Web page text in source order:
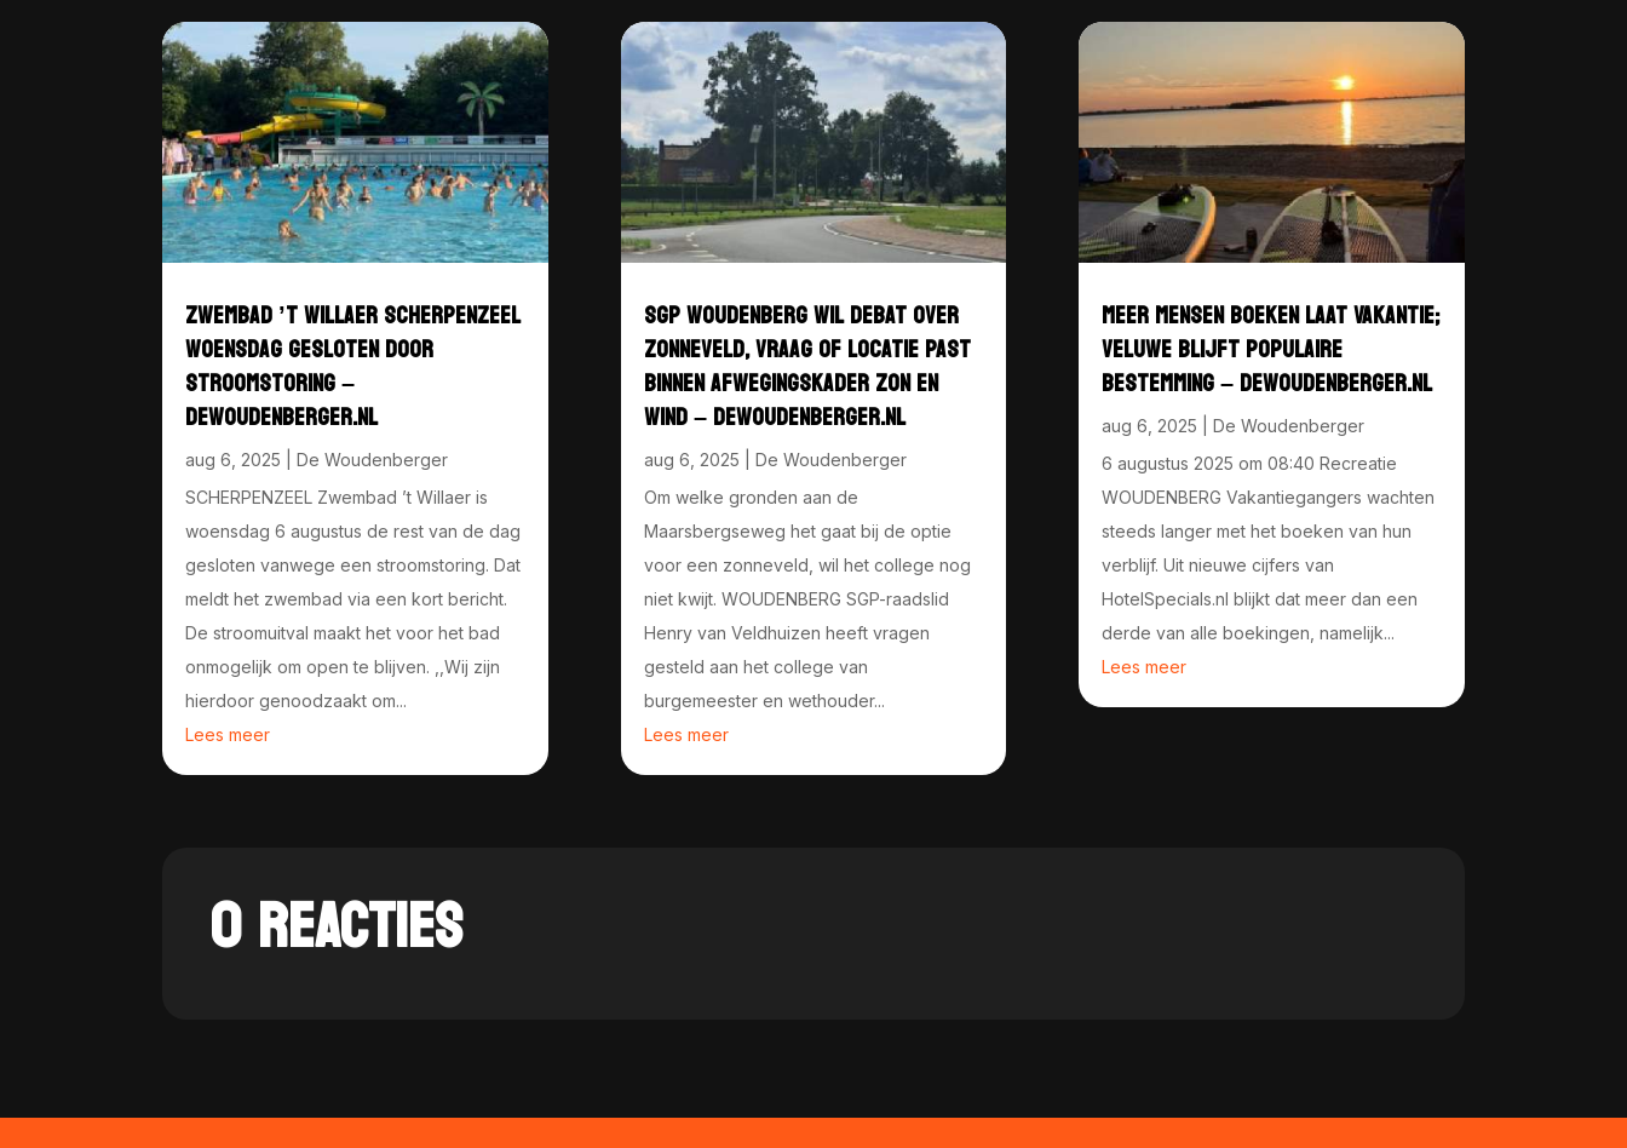
ZWEMBAD ’T WILLAER SCHERPENZEEL
WOENSDAG GESLOTEN DOOR
STROOMSTORING –
DEWOUDENBERGER.NL
aug 6, 2025
De Woudenberger
SCHERPENZEEL Zwembad ’t Willaer is
woensdag 6 augustus de rest van de dag
gesloten vanwege een stroomstoring. Dat
meldt het zwembad via een kort bericht.
De stroomuitval maakt het voor het bad
onmogelijk om open te blijven. ,,Wij zijn
hierdoor genoodzaakt om...
Lees meer
SGP WOUDENBERG WIL DEBAT OVER
ZONNEVELD, VRAAG OF LOCATIE PAST
BINNEN AFWEGINGSKADER ZON EN
WIND – DEWOUDENBERGER.NL
aug 6, 2025
De Woudenberger
Om welke gronden aan de
Maarsbergseweg het gaat bij de optie
voor een zonneveld, wil het college nog
niet kwijt. WOUDENBERG SGP-raadslid
Henry van Veldhuizen heeft vragen
gesteld aan het college van
burgemeester en wethouder...
Lees meer
MEER MENSEN BOEKEN LAAT VAKANTIE;
VELUWE BLIJFT POPULAIRE
BESTEMMING – DEWOUDENBERGER.NL
aug 6, 2025
De Woudenberger
6 augustus 2025 om 08:40 Recreatie
WOUDENBERG Vakantiegangers wachten
steeds langer met het boeken van hun
verblijf. Uit nieuwe cijfers van
HotelSpecials.nl blijkt dat meer dan een
derde van alle boekingen, namelijk...
Lees meer
0 REACTIES